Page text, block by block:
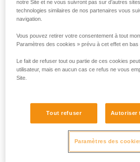
notre Site et ne vous suivront pas sur d’autres
technologies similaires de nos partenaires vous
navigation.
Vous pouvez retirer votre consentement à tout
Paramètres des cookies » prévu à cet effet en bas
Le fait de refuser tout ou partie de ces cookies
utilisateur, mais en aucun cas ce refus ne vous
Site.
Tout refuser Autoriser
Paramètres des